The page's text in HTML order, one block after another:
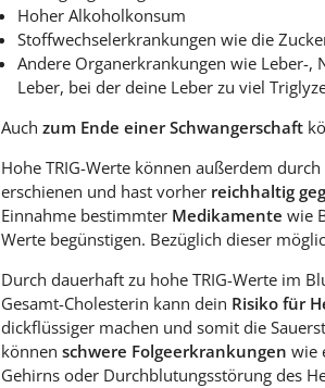
Hoher Alkoholkonsum
Stoffwechselerkrankungen wie die
Andere Organerkrankungen wie Leber-,
Leber, bei der deine Leber zu viel
Auch zum Ende einer Schwangerschaft
Hohe TRIG-Werte können außerdem
erschienen und hast vorher reichhaltig
Einnahme bestimmter Medikamente wie
Werte begünstigen. Bezüglich dieser
Durch dauerhaft zu hohe TRIG-Werte im
Gesamt-Cholesterin kann dein Risiko für
dickflüssiger machen und somit die
können schwere Folgeerkrankungen wie
Gehirns oder Durchblutungsstörung des